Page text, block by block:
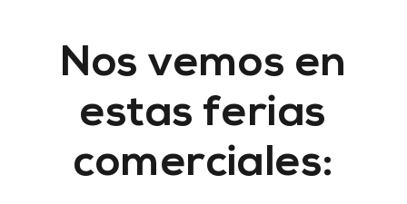
Nos vemos en
estas ferias
comerciales: